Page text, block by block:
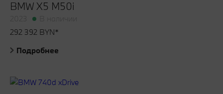
BMW X5 M50i
292 392 BYN*
Подробнее